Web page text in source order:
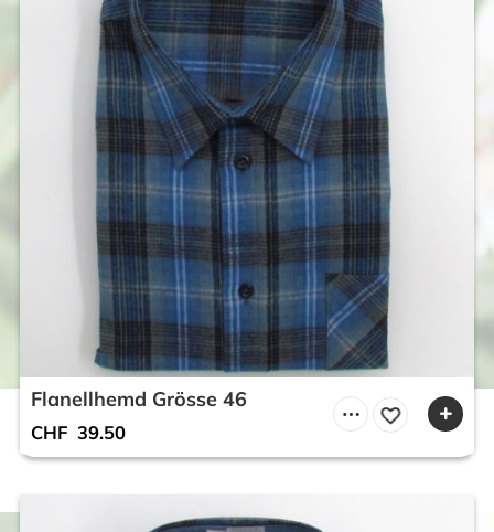
Flanellhemd Grösse 46
CHF 39.50